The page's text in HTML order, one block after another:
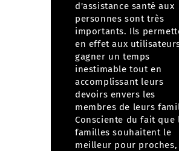
d'assistance santé aux
personnes sont très
importants. Ils
en effet aux
gagner un temps
inestimable tout en
accomplissant leurs
devoirs envers les
membres de leurs
Consciente du fait que
familles souhaitent le
meilleur pour proches,